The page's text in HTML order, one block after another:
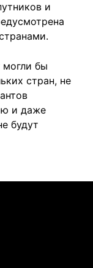
и
могли бы
стран, не
и даже
будут